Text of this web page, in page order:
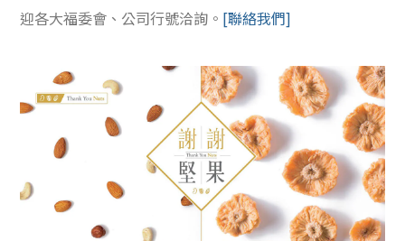
迎各大福委會、公司行號洽詢。 [聯絡我們]